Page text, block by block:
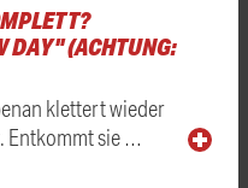
DAY" (ACHTUNG:
klettert wieder
Entkommt sie …